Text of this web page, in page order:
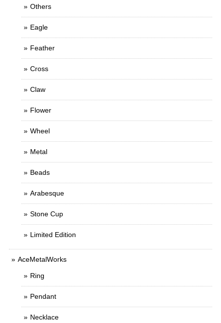
Others
Eagle
Feather
Cross
Claw
Flower
Wheel
Metal
Beads
Arabesque
Stone Cup
Limited Edition
AceMetalWorks
Ring
Pendant
Necklace